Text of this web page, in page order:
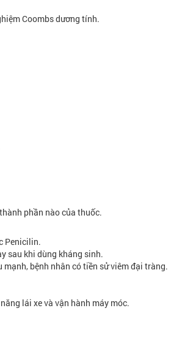
Coombs dương tính.
phần nào của thuốc.
Penicilin.
sau khi dùng kháng sinh.
bệnh nhân có tiền sử viêm đại tràng.
lái xe và vận hành máy móc.
HẢI